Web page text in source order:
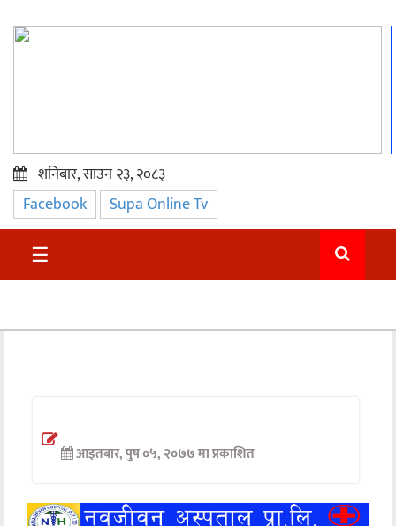
प्रमुख
समाचार
सुदुर
अन्तर्वार्ता
खेलकुद
शनिबार, साउन २३, २०८३
Facebook Supa Online Tv
☰
आइतबार, पुष ०५, २०७७ मा प्रकाशित